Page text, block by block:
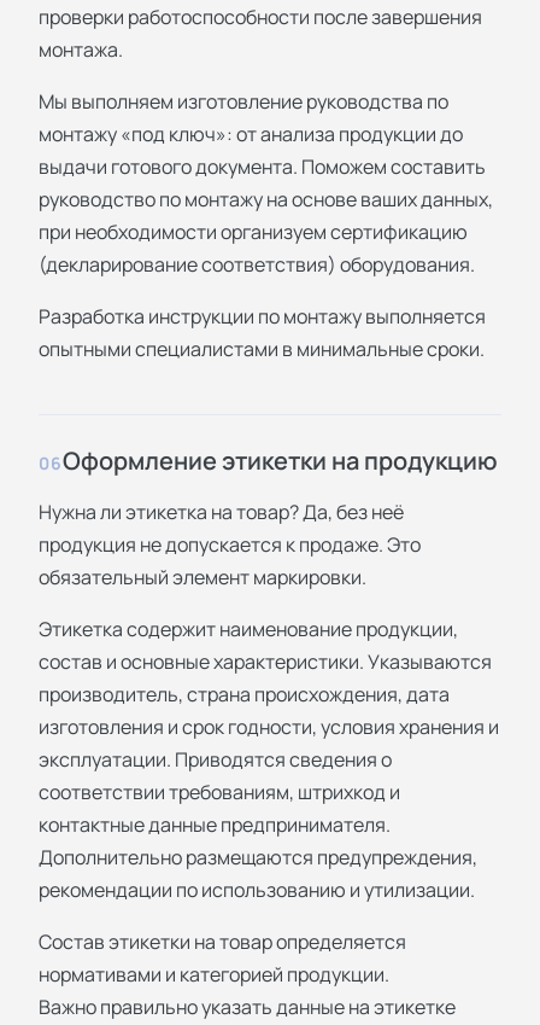
проверки работоспособности после завершения
монтажа.
Мы выполняем изготовление руководства по
монтажу «под ключ»: от анализа продукции до
выдачи готового документа. Поможем составить
руководство по монтажу на основе ваших данных,
при необходимости организуем сертификацию
(декларирование соответствия) оборудования.
Разработка инструкции по монтажу выполняется
опытными специалистами в минимальные сроки.
06Оформление этикетки на продукцию
Нужна ли этикетка на товар? Да, без неё
продукция не допускается к продаже. Это
обязательный элемент маркировки.
Этикетка содержит наименование продукции,
состав и основные характеристики. Указываются
производитель, страна происхождения, дата
изготовления и срок годности, условия хранения и
эксплуатации. Приводятся сведения о
соответствии требованиям, штрихкод и
контактные данные предпринимателя.
Дополнительно размещаются предупреждения,
рекомендации по использованию и утилизации.
Состав этикетки на товар определяется
нормативами и категорией продукции.
Важно правильно указать данные на этикетке